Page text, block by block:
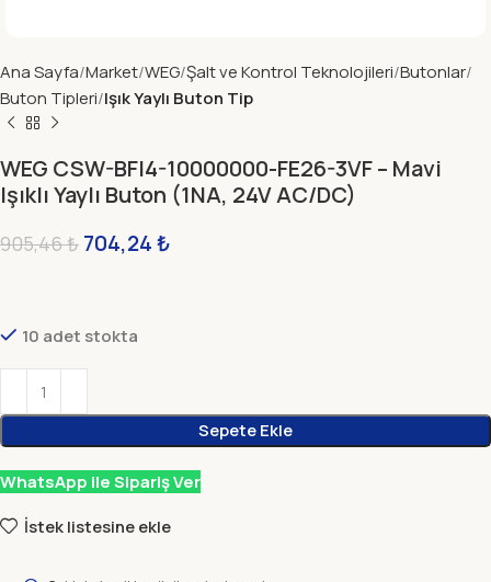
Ana Sayfa Market WEG Şalt ve Kontrol Teknolojileri Butonlar
Buton Tipleri Işık Yaylı Buton Tip
WEG CSW-BFI4-10000000-FE26-3VF – Mavi
Işıklı Yaylı Buton (1NA, 24V AC/DC)
905,46₺ 704,24₺
10 adet stokta
Sepete Ekle
WhatsApp ile Sipariş Ver
İstek listesine ekle